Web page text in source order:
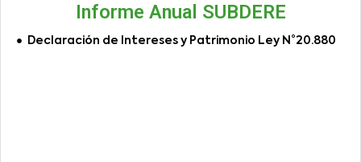
Informe Anual SUBDERE
Declaración de Intereses y Patrimonio Ley N°20.880